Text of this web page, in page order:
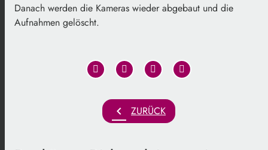
Danach werden die Kameras wieder abgebaut und die
Aufnahmen gelöscht.
chevron_left ZURÜCK